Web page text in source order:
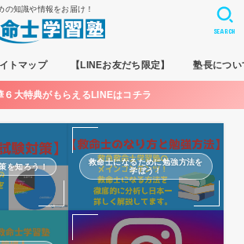
の知識や情報をお届け！
トマップ 【LINEお友だち限定】 塾長につい
SEARCH
６大特典がもらえるLINEはコチラ
を知ろう！
救命士になるために勉強方法を
学ぼう！